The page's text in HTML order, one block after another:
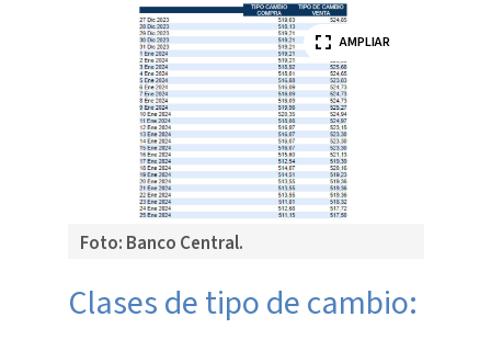
Foto: Banco Central.
AMPLIAR
Clases de tipo de cambio: